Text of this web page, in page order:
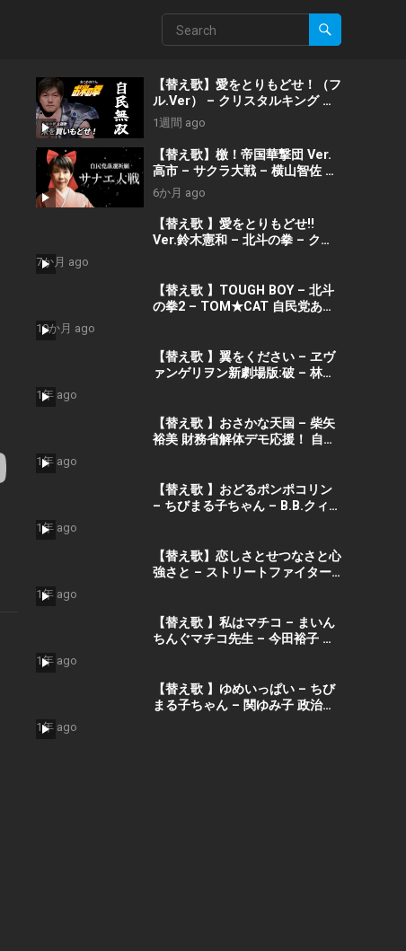
【替え歌】愛をとりもどせ！（フ
ル.Ver） – クリスタルキング 北
斗の拳 政治のうた 自民党あるあ
1週間 ago
【替え歌】檄！帝国華撃団 Ver.
高市 – サクラ大戦 – 横山智佐 ゲ
キテイ 政治のうた 自民党あるあ
る
6か月 ago
【替え歌 】愛をとりもどせ!!
Ver.鈴木憲和 – 北斗の拳 – クリ
7か月 ago
【替え歌 】TOUGH BOY – 北斗
の拳2 – TOM★CAT 自民党ある
10か月 ago
【替え歌 】翼をください – ヱヴ
ァンゲリヲン新劇場版:破 – 林原
1年 ago
【替え歌 】おさかな天国 – 柴矢
裕美 財務省解体デモ応援！ 自民
1年 ago
【替え歌 】おどるポンポコリン
– ちびまる子ちゃん – B.B.クィー
1年 ago
【替え歌】恋しさとせつなさと心
強さと – ストリートファイターII
民党あるある 財務省解体デモ応
援！
1年 ago
【替え歌 】私はマチコ – まいん
ちんぐマチコ先生 – 今田裕子 万
1年 ago
【替え歌 】ゆめいっぱい – ちび
まる子ちゃん – 関ゆみ子 政治の
1年 ago